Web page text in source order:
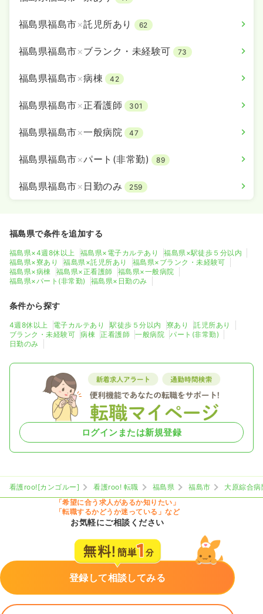
福島県福島市×託児所あり 62
福島県福島市×ブランク・未経験可 73
福島県福島市×病棟 42
福島県福島市×正看護師 301
福島県福島市×一般病院 47
福島県福島市×パート(非常勤) 89
福島県福島市× 日勤のみ 259
福島県で条件を追加する
福島県×4週8休以上 福島県×電子カルテあり
福島県×駅徒歩５分以内
福島県×寮あり
福島県×託児所あり
福島県×ブランク・未経験可
福島県×病棟
福島県×正看護師
福島県×一般病院
福島県×パート(非常勤)
福島県×日勤のみ
条件から探す
4週8休以上 電子カルテあり 駅徒歩５分以内 寮あり
託児所あり
ブランク・未経験可
病棟 正看護師 一般病院
パート(非常勤)
日勤のみ
ログインまたは新規登録
看護roo![カンゴルー] 看護roo! 転職 福島県 福島市
大原綜合病
「希望に合う求人があるか知りたい」
「転職するかどうか迷っている」など
お気軽にご相談ください
登録して相談してみる